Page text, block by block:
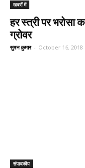
खबरों में
हर स्त्री पर भरोसा
ग्रोवर
सुमन कुमार - October 16, 2018
‎संपादकीय